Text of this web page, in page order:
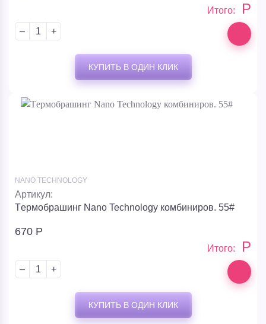
Итого: Р
– +
КУПИТЬ В ОДИН КЛИК
NANO TECHNOLOGY
Артикул:
Tермобрашинг Nano Technology комбиниров. 55#
670 Р
Итого: Р
– +
КУПИТЬ В ОДИН КЛИК